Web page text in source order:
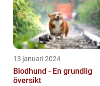
13 januari 2024
Blodhund - En grundlig
översikt